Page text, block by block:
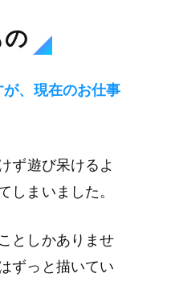
、現在のお仕事
ず遊び呆けるよ
しまいました。
としかありませ
ずっと描いてい